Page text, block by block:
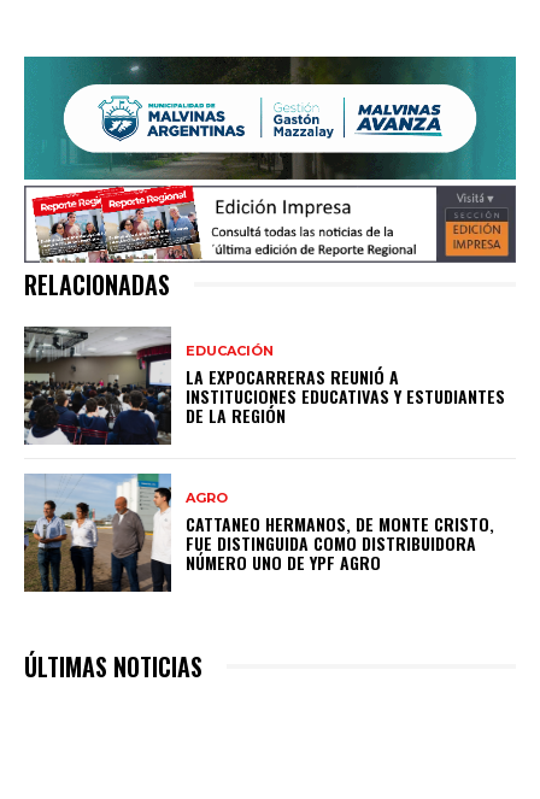
RELACIONADAS
EDUCACIÓN
LA EXPOCARRERAS REUNIÓ A
INSTITUCIONES EDUCATIVAS Y ESTUDIANTES
DE LA REGIÓN
AGRO
CATTANEO HERMANOS, DE MONTE CRISTO,
FUE DISTINGUIDA COMO DISTRIBUIDORA
NÚMERO UNO DE YPF AGRO
ÚLTIMAS NOTICIAS